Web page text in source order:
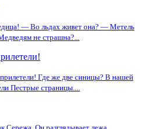
— Во льдах живет она? — Метель
не страшна?...
Где же две синицы? В нашей
Пестрые страницы....